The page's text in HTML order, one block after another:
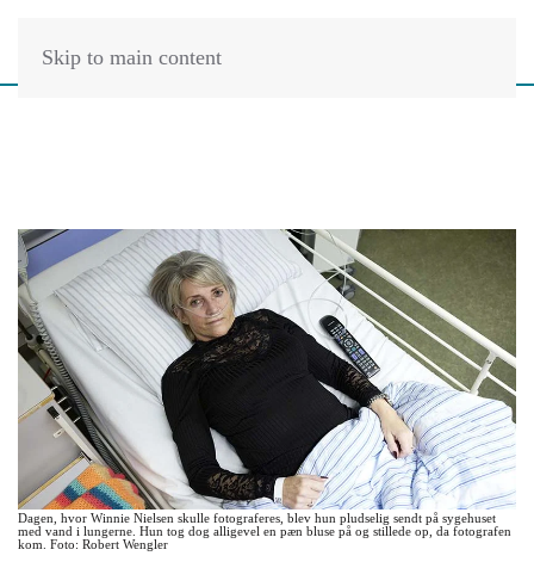
Skip to main content
Dagen, hvor Winnie Nielsen skulle fotograferes, blev hun pludselig sendt på sygehuset
med vand i lungerne. Hun tog dog alligevel en pæn bluse på og stillede op, da fotografen
kom. Foto: Robert Wengler